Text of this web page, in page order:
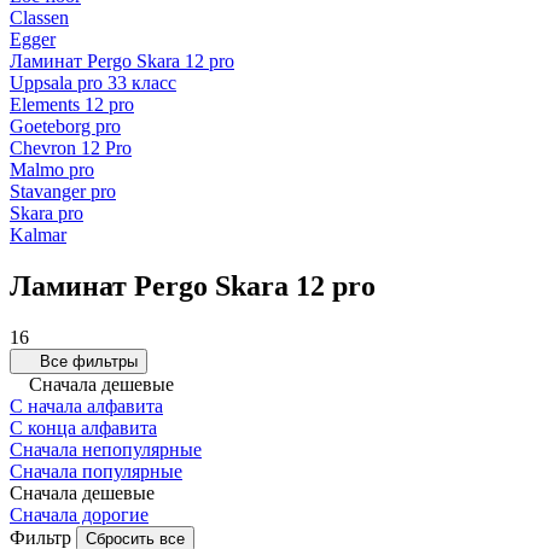
Classen
Egger
Ламинат Pergo Skara 12 pro
Uppsala pro 33 класс
Elements 12 pro
Goeteborg pro
Chevron 12 Pro
Malmo pro
Stavanger pro
Skara pro
Kalmar
Ламинат Pergo Skara 12 pro
16
Все фильтры
Сначала дешевые
С начала алфавита
С конца алфавита
Сначала непопулярные
Сначала популярные
Сначала дешевые
Сначала дорогие
Фильтр
Сбросить все